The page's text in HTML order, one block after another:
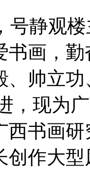
号静观
书画，
、帅立
，现为
西书画
创作大